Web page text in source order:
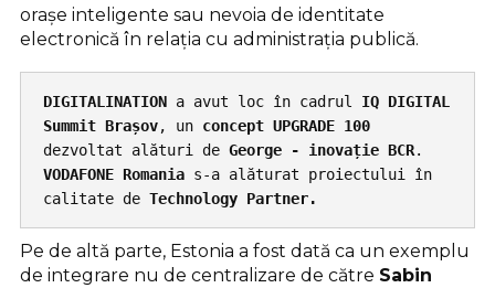
orașe inteligente sau nevoia de identitate
electronică în relația cu administrația publică.
DIGITALINATION a avut loc în cadrul IQ DIGITAL
Summit Brașov, un
dezvoltat alături de George - inovație BCR
VODAFONE Romania s-a alăturat proiectului în
calitate de Technology Partner.
Pe de altă parte, Estonia a fost dată ca un exemplu
de integrare nu de centralizare de către Sabin